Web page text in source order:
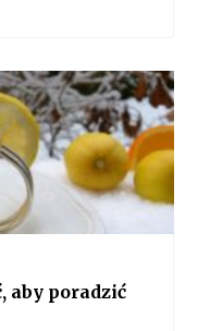
aby poradzić